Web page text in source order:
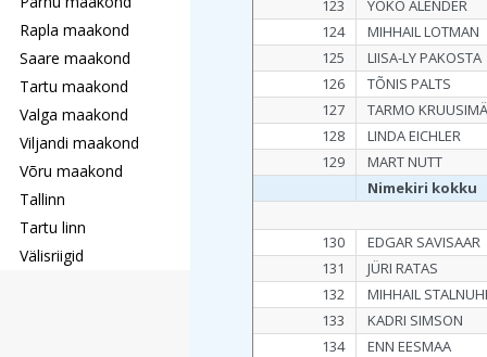
Rapla maakond
Saare maakond
Tartu maakond
Valga maakond
Viljandi maakond
Võru maakond
Tallinn
Tartu linn
Välisriigid
123
YOKO ALENDER
124
MIHHAIL LOTMAN
125
LIISA-LY PAKOSTA
126
TÕNIS PALTS
127
TARMO
128
LINDA EICHLER
129
MART NUTT
Nimekiri kokku
130
EDGAR SAVISAAR
131
JÜRI RATAS
132
MIHHAIL
133
KADRI SIMSON
134
ENN EESMAA